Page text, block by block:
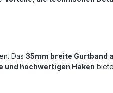
Das 35mm breite Gurtband
und hochwertigen Haken